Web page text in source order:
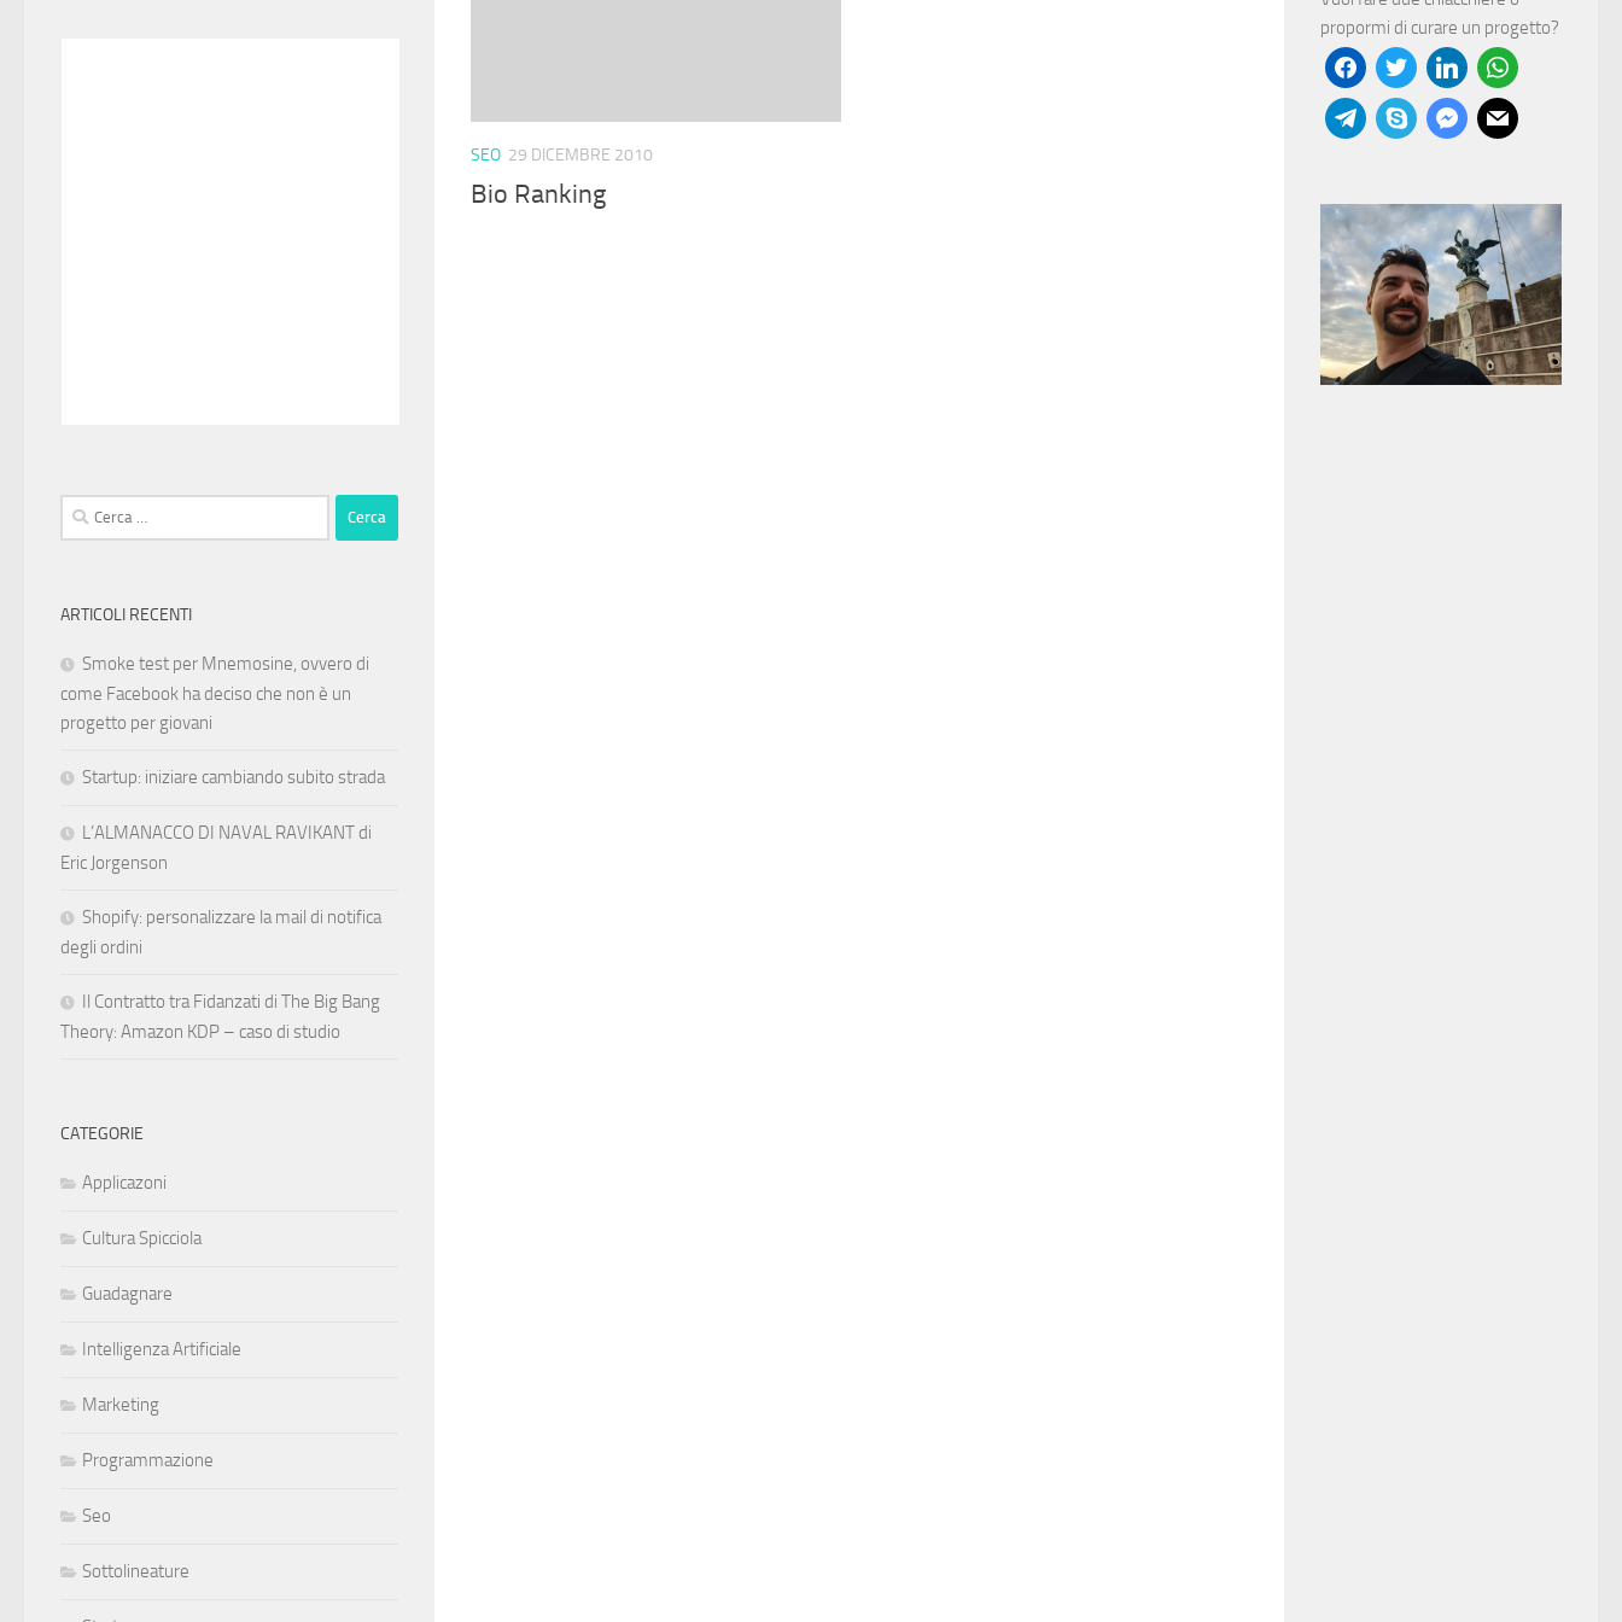
SEO 29 DICEMBRE 2010
Bio Ranking
Ricerca
per:
ARTICOLI RECENTI
Smoke test per Mnemosine, ovvero di
come Facebook ha deciso che non è un
progetto per giovani
Startup: iniziare cambiando subito strada
L’ALMANACCO DI NAVAL RAVIKANT di
Eric Jorgenson
Shopify: personalizzare la mail di notifica
degli ordini
Il Contratto tra Fidanzati di The Big Bang
Theory: Amazon KDP – caso di studio
CATEGORIE
Applicazoni
Cultura Spicciola
Guadagnare
Intelligenza Artificiale
Marketing
Programmazione
Seo
Sottolineature
propormi di curare un progetto?
facebooktwitter linkedinwhatsapp
telegramskype messenger
mail